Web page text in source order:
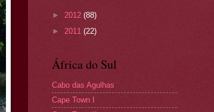
► 2012 (88)
► 2011 (22)
África do Sul
Cabo das Agulhas
Cape Town I